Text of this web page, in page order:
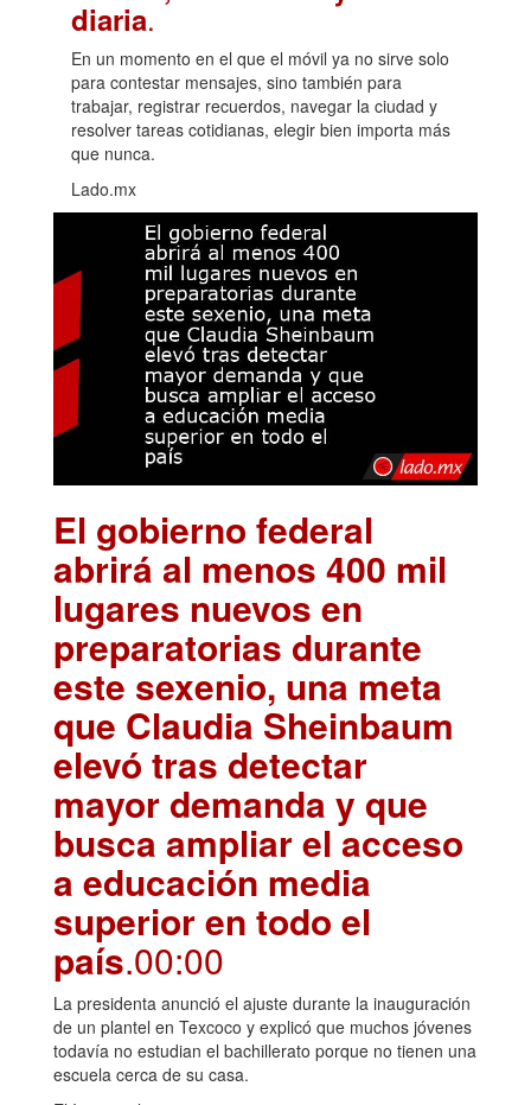
diaria.
En un momento en el que el móvil ya no sirve solo
para contestar mensajes, sino también para
trabajar, registrar recuerdos, navegar la ciudad y
resolver tareas cotidianas, elegir bien importa más
que nunca.
Lado.mx
El gobierno federal
abrirá al menos 400 mil
lugares nuevos en
preparatorias durante
este sexenio, una meta
que Claudia Sheinbaum
elevó tras detectar
mayor demanda y que
busca ampliar el acceso
a educación media
superior en todo el
país.00:00
La presidenta anunció el ajuste durante la inauguración
de un plantel en Texcoco y explicó que muchos jóvenes
todavía no estudian el bachillerato porque no tienen una
escuela cerca de su casa.